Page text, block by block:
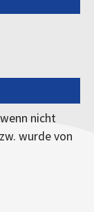
nicht
wurde von